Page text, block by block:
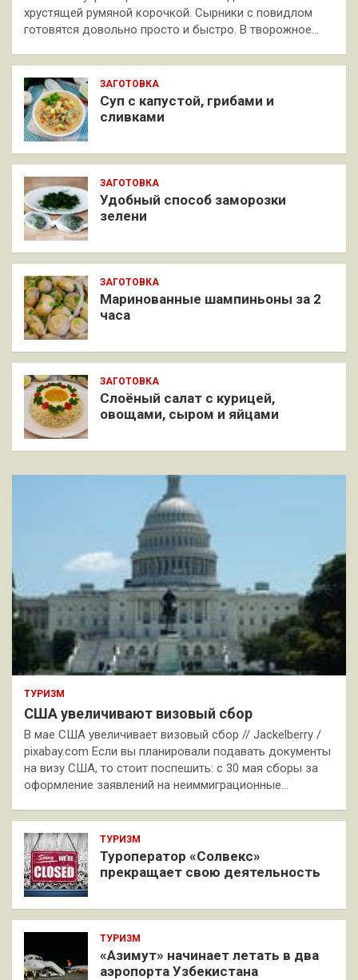
хрустящей румяной корочкой. Сырники с повидлом
готовятся довольно просто и быстро. В творожное…
ЗАГОТОВКА
Суп с капустой, грибами и
сливками
ЗАГОТОВКА
Удобный способ заморозки
зелени
ЗАГОТОВКА
Маринованные шампиньоны за 2
часа
ЗАГОТОВКА
Слоёный салат с курицей,
овощами, сыром и яйцами
ТУРИЗМ
США увеличивают визовый сбор
В мае США увеличивает визовый сбор // Jackelberry /
pixabay.com Если вы планировали подавать документы
на визу США, то стоит поспешить: с 30 мая сборы за
оформление заявлений на неиммиграционные…
ТУРИЗМ
Туроператор «Солвекс»
прекращает свою деятельность
ТУРИЗМ
«Азимут» начинает летать в два
аэропорта Узбекистана